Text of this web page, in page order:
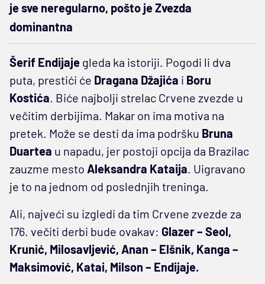
je sve neregularno, pošto je Zvezda
dominantna
Šerif Endijaje gleda ka istoriji. Pogodi li dva
puta, prestići će Dragana Džajića i Boru
Kostića. Biće najbolji strelac Crvene zvezde u
večitim derbijima. Makar on ima motiva na
pretek. Može se desti da ima podršku Bruna
Duartea u napadu, jer postoji opcija da Brazilac
zauzme mesto Aleksandra Kataija. Uigravano
je to na jednom od poslednjih treninga.
Ali, najveći su izgledi da tim Crvene zvezde za
176. večiti derbi bude ovakav: Glazer – Seol,
Krunić, Milosavljević, Anan – Elšnik, Kanga –
Maksimović, Katai, Milson – Endijaje.